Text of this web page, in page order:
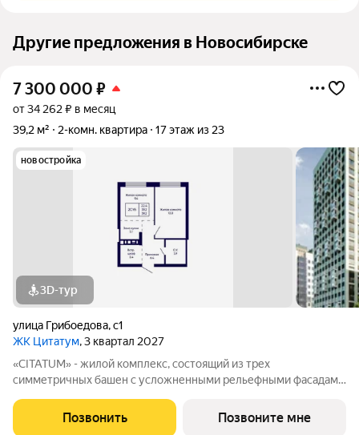
Другие предложения в Новосибирске
7 300 000 ₽
от 34 262 ₽ в месяц
39,2 м²
2-комн. квартира 17 этаж из 23
новостройка
3D-тур
улица Грибоедова,с1
ЖК Цитатум, 3 квартал 2027
«CITATUM» - жилой комплекс, состоящий из трех
симметричных башен с усложненными рельефными фасадами
котором расположится просторное дизайнерское лобби с
консьержем и мягкой зоной ожидания.
Позвонить Позвоните мне